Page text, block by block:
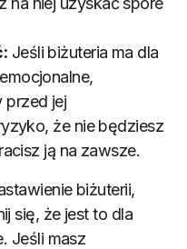
Jeśli biżuteria ma dla
przed jej
że nie będziesz
ją na zawsze.
biżuterii,
się, że jest to dla
Jeśli masz